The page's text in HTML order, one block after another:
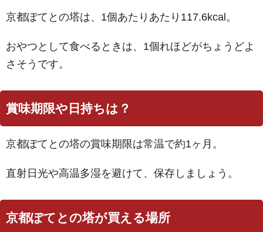
京都ぽてとの塔は、1個あたりあたり117.6kcal。
おやつとして食べるときは、1個れほどがちょうどよ
さそうです。
賞味期限や日持ちは？
京都ぽてとの塔の賞味期限は常温で約1ヶ月。
直射日光や高温多湿を避けて、保存しましょう。
京都ぽてとの塔が買える場所